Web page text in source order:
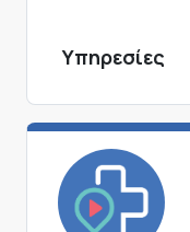
Υπηρεσίες